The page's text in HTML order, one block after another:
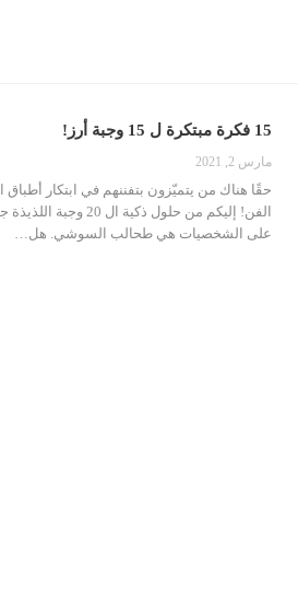
15 فكرة مبتكرة ل 15 وجبة أرز!
مارس 2, 2021
حقًا هناك من يتميّزون بتفننهم في ابتكار
الفن! إليكم من حلول
على الشخصيات هي طحالب السوشي. هل…